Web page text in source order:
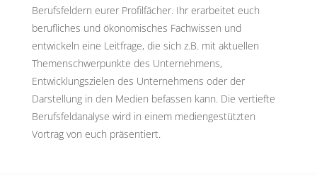
Berufsfeldern eurer Profilfächer. Ihr erarbeitet euch
berufliches und ökonomisches Fachwissen und
entwickeln eine Leitfrage, die sich z.B. mit aktuellen
Themenschwerpunkte des Unternehmens,
Entwicklungszielen des Unternehmens oder der
Darstellung in den Medien befassen kann. Die vertiefte
Berufsfeldanalyse wird in einem mediengestützten
Vortrag von euch präsentiert.